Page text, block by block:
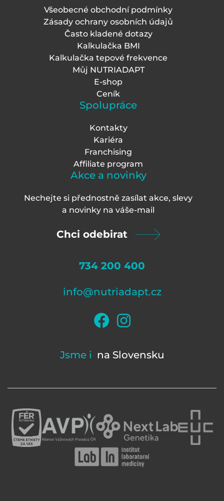
Všeobecné obchodní podmínky
Zásady ochrany osobních údajů
Často kladené dotazy
Kalkulačka BMI
Kalkulačka tepové frekvence
Můj NUTRIADAPT
E-shop
Ceník
Spolupráce
Kontakty
Kariéra
Franchising
Affiliate program
Akce a novinky
Nechejte si přednostně zasílat akce, slevy
a novinky na váše-mail
Chci odebirat
734 200 400
info@nutriadapt.cz
Jsme i na Slovensku